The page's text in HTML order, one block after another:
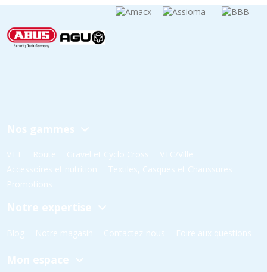
Nos gammes
VTT Route Gravel et Cyclo Cross
VTC/Ville
Accessoires et nutrition
Textiles, Casques et Chaussures
Promotions
Notre expertise
Blog Notre magasin Contactez-nous Foire aux questions
Mon espace